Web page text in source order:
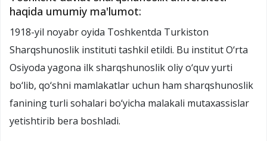
haqida umumiy ma'lumot:
1918-yil noyabr oyida Toshkentda Turkiston
Sharqshunoslik instituti tashkil etildi. Bu institut O‘rta
Osiyoda yagona ilk sharqshunoslik oliy o‘quv yurti
bo‘lib, qo‘shni mamlakatlar uchun ham sharqshunoslik
fanining turli sohalari bo‘yicha malakali mutaxassislar
yetishtirib bera boshladi.